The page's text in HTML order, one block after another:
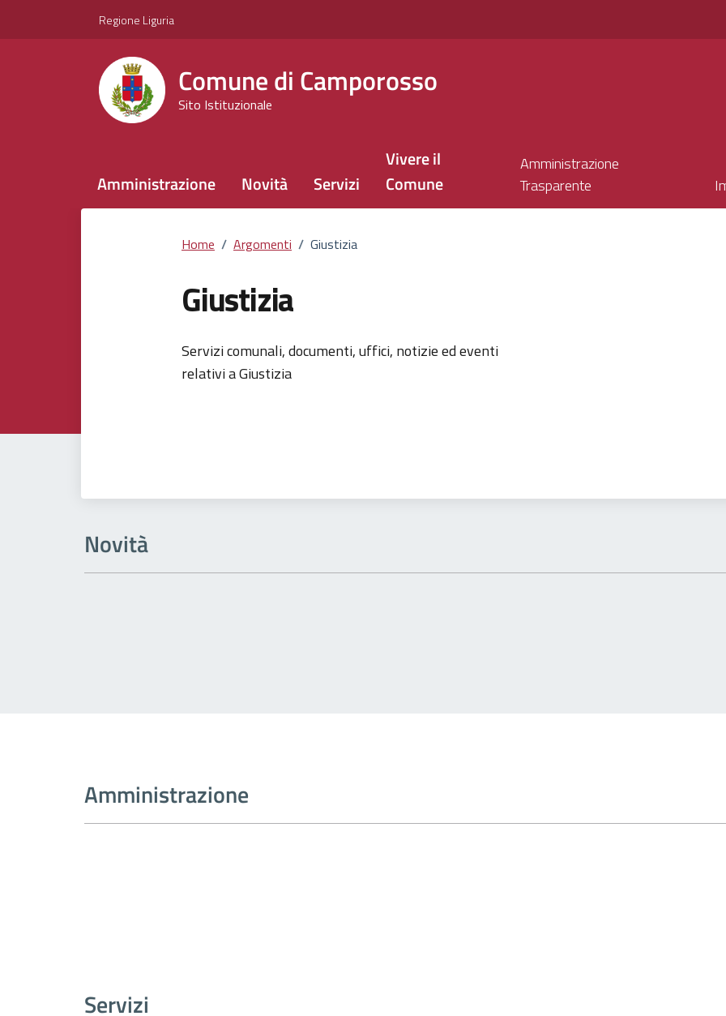
Regione Liguria
Comune di Camporosso
Sito Istituzionale
Amministrazione Novità Servizi
Vivere il
Comune
Amministrazione
Trasparente
Home / Argomenti / Giustizia
Giustizia
Dettagli dell'argomento
Servizi comunali, documenti, uffici, notizie ed eventi
relativi a Giustizia
Novità
Amministrazione
Servizi